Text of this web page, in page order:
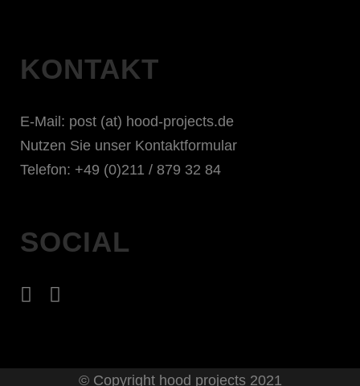
KONTAKT
E-Mail: post (at) hood-projects.de
Nutzen Sie unser Kontaktformular
Telefon: +49 (0)211 / 879 32 84
SOCIAL
© Copyright hood projects 2021